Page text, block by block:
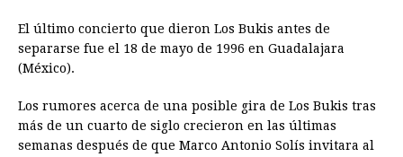
El último concierto que dieron Los Bukis antes de
separarse fue el 18 de mayo de 1996 en Guadalajara
(México).
Los rumores acerca de una posible gira de Los Bukis tras
más de un cuarto de siglo crecieron en las últimas
semanas después de que Marco Antonio Solís invitara al